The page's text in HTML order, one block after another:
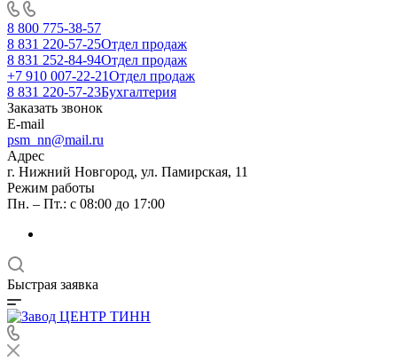
8 800 775-38-57
8 831 220-57-25Отдел продаж
8 831 252-84-94Отдел продаж
+7 910 007-22-21Отдел продаж
8 831 220-57-23Бухгалтерия
Заказать звонок
E-mail
psm_nn@mail.ru
Адрес
г. Нижний Новгород, ул. Памирская, 11
Режим работы
Пн. – Пт.: с 08:00 до 17:00
Быстрая заявка